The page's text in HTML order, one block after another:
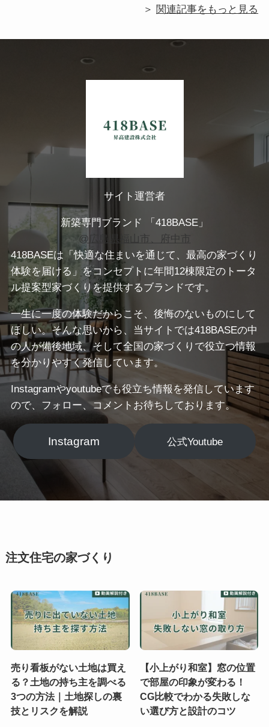
＞ 関連記事をもっと見る
サイト運営者
新築専門ブランド 「418BASE」
@広島県福山市、府中市
418BASEは「快適な住まいを通じて、最高の家づくり
体験を届ける」をコンセプトに年間12棟限定のトータ
ル提案型家づくりを提供するブランドです。
一生に一度の体験だからこそ、後悔のないものにして
ほしい。そんな思いから、当サイトでは418BASEの中
の人が備後地域、そして全国の家づくりで役立つ情報
を分かりやすく発信しています。
Instagramやyoutubeでも役立ち情報を発信しています
ので、フォロー、コメントお待ちしております。
Instagram 公式Youtube
注文住宅の家づくり
売り看板がない土地は買え
る？土地の持ち主を調べる
3つの方法｜土地探しの裏
技とリスクを解説
【小上がり和室】窓の位置
で部屋の印象が変わる！
CG比較でわかる失敗しな
い選び方と設計のコツ